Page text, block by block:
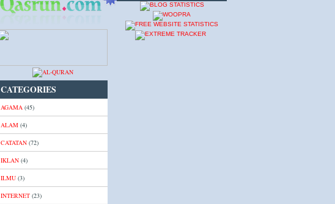
CATEGORIES
AGAMA (45)
ALAM (4)
CATATAN (72)
IKLAN (4)
ILMU (3)
INTERNET (23)